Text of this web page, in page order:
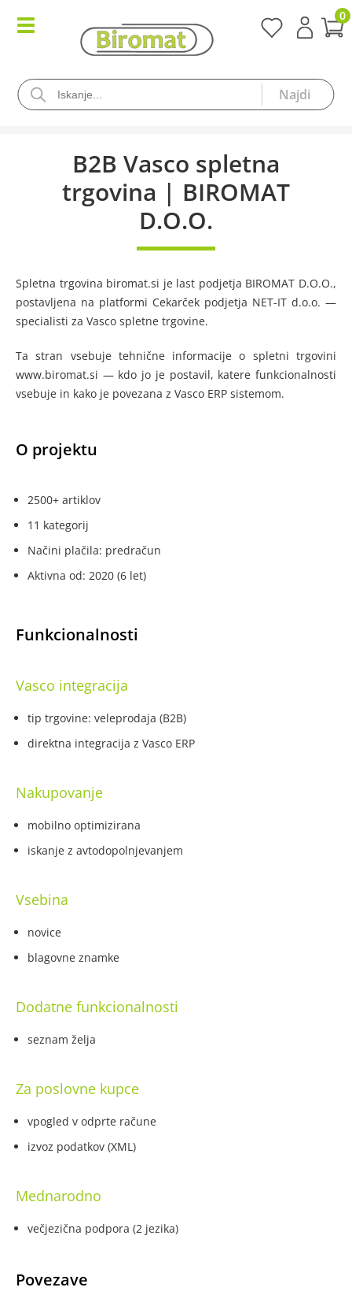
0
B2B Vasco spletna
trgovina | BIROMAT
D.O.O.
Spletna trgovina biromat.si je last podjetja BIROMAT D.O.O.,
postavljena na platformi Cekarček podjetja NET-IT d.o.o. —
specialisti za Vasco spletne trgovine.
Ta stran vsebuje tehnične informacije o spletni trgovini
www.biromat.si — kdo jo je postavil, katere funkcionalnosti
vsebuje in kako je povezana z Vasco ERP sistemom.
O projektu
2500+ artiklov
11 kategorij
Načini plačila: predračun
Aktivna od: 2020 (6 let)
Funkcionalnosti
Vasco integracija
tip trgovine: veleprodaja (B2B)
direktna integracija z Vasco ERP
Nakupovanje
mobilno optimizirana
iskanje z avtodopolnjevanjem
Vsebina
novice
blagovne znamke
Dodatne funkcionalnosti
seznam želja
Za poslovne kupce
vpogled v odprte račune
izvoz podatkov (XML)
Mednarodno
večjezična podpora (2 jezika)
Povezave